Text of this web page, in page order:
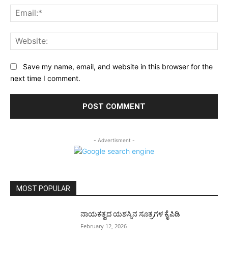
Save my name, email, and website in this browser for the
next time I comment.
- Advertisment -
MOST POPULAR
ನಾಯಕತ್ವದ ಯಶಸ್ಸಿನ ಸೂತ್ರಗಳ ಕೈಪಿಡಿ
February 12, 2026